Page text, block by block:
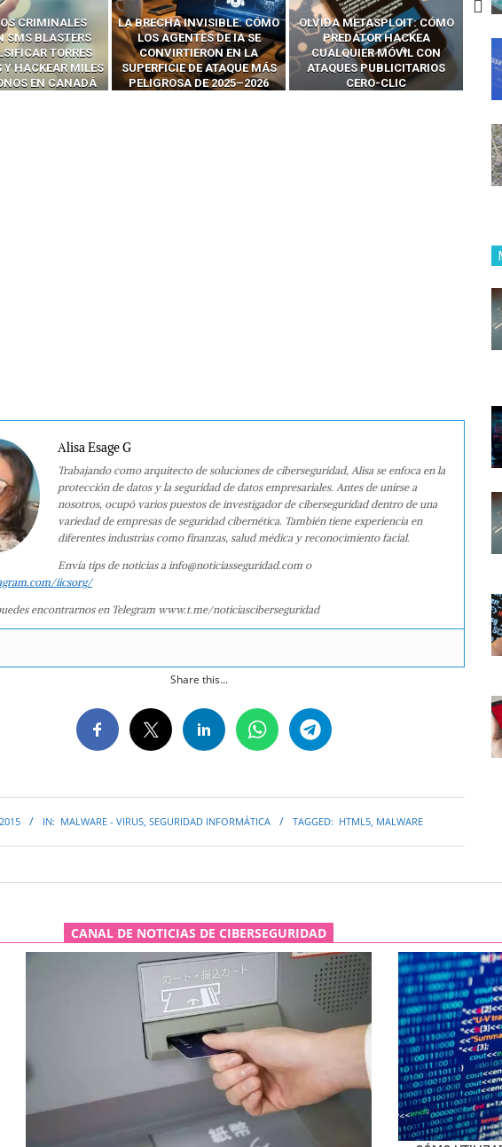
INVISIBLE: CÓMO
DE IA SE
EN LA
DE ATAQUE MÁS
DE 2025–2026
OLVIDA METASPLOIT: CÓMO
PREDATOR HACKEA
CUALQUIER MÓVIL CON
ATAQUES PUBLICITARIOS
CERO-CLIC
CÓMO LOS HACKERS
INTERCEPTAN OTPS Y
LLAMADAS MÓVILES SIN
‘HACKEAR’ — EL INCREÍBLE
PODER DE LOS SIM BOXES”
Alisa Esage G
Trabajando como arquitecto de soluciones de ciberseguridad, Alisa se enfoca en la
protección de datos y la seguridad de datos empresariales. Antes de unirse a
nosotros, ocupó varios puestos de investigador de ciberseguridad dentro de una
variedad de empresas de seguridad cibernética. También tiene experiencia en
diferentes industrias como finanzas, salud médica y reconocimiento facial.
Envía tips de noticias a info@noticiasseguridad.com o
iicsorg/
encontrarnos en Telegram www.t.me/noticiasciberseguridad
Share this...
IN: MALWARE - VIRUS, SEGURIDAD INFORMÁTICA TAGGED: HTML5, MALWARE
CANAL DE NOTICIAS DE CIBERSEGURIDAD